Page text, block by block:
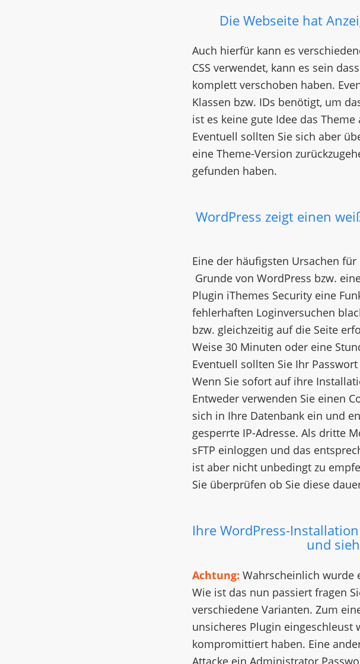
Die Webseite hat
Auch hierfür kann es
CSS verwendet, kann es sein
komplett verschoben haben.
Klassen bzw. IDs benötigt, um
ist es keine gute Idee das
Eventuell sollten Sie sich aber
eine Theme-Version
gefunden haben.
WordPress zeigt einen
Eine der häufigsten Ursachen
Grunde von WordPress bzw.
Plugin iThemes Security eine
fehlerhaften Loginversuchen
bzw. gleichzeitig auf die Seite
Weise 30 Minuten oder eine
Eventuell sollten Sie Ihr
Wenn Sie sofort auf ihre
Entweder verwenden Sie einen
sich in Ihre Datenbank ein und
gesperrte IP-Adresse. Als dritte
sFTP einloggen und das
ist aber nicht unbedingt zu
Sie überprüfen ob Sie diese
Ihre WordPress-
und
Achtung: Wahrscheinlich wurde
Wie ist das nun passiert fragen
verschiedene Varianten. Zum
unsicheres Plugin
kompromittiert haben. Eine
Attacke ein Administrator